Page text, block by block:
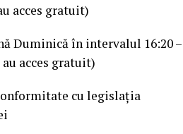
acces gratuit)
Duminică în intervalul 16:20 –
acces gratuit)
cu legislația